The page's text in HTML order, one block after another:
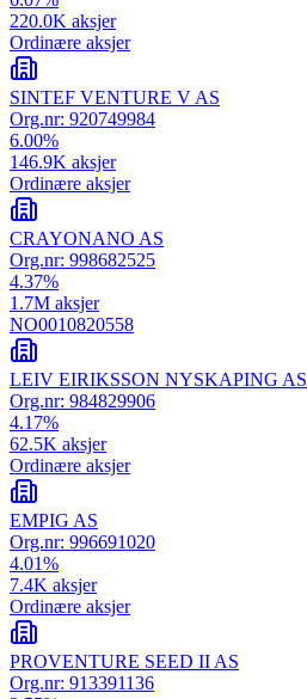
220.0K aksjer
Ordinære aksjer
SINTEF VENTURE V AS
Org.nr: 920749984
6.00%
146.9K aksjer
Ordinære aksjer
CRAYONANO AS
Org.nr: 998682525
4.37%
1.7M aksjer
NO0010820558
LEIV EIRIKSSON NYSKAPING AS
Org.nr: 984829906
4.17%
62.5K aksjer
Ordinære aksjer
EMPIG AS
Org.nr: 996691020
4.01%
7.4K aksjer
Ordinære aksjer
PROVENTURE SEED II AS
Org.nr: 913391136